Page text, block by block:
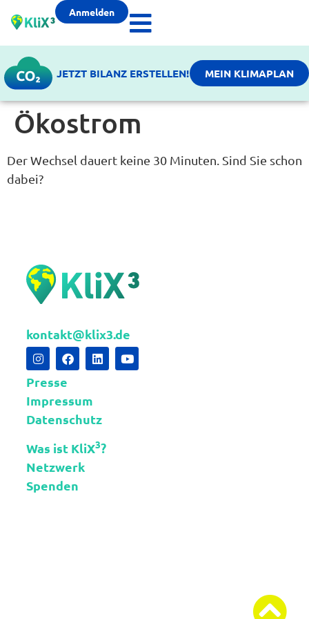
Anmelden
JETZT BILANZ ERSTELLEN! MEIN KLIMAPLAN
Ökostrom
Der Wechsel dauert keine 30 Minuten. Sind Sie schon
dabei?
kontakt@klix3.de
Presse
Impressum
Datenschutz
Was ist KliX3?
Netzwerk
Spenden